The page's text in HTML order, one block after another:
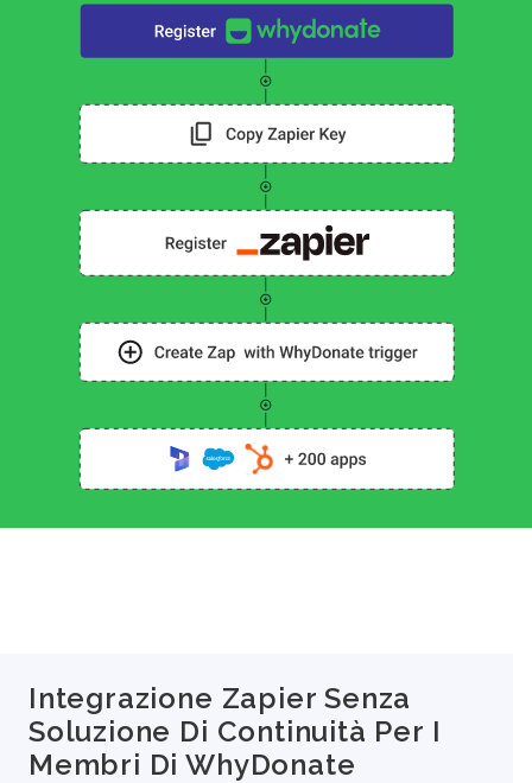
Integrazione Zapier Senza
Soluzione Di Continuità Per I
Membri Di WhyDonate